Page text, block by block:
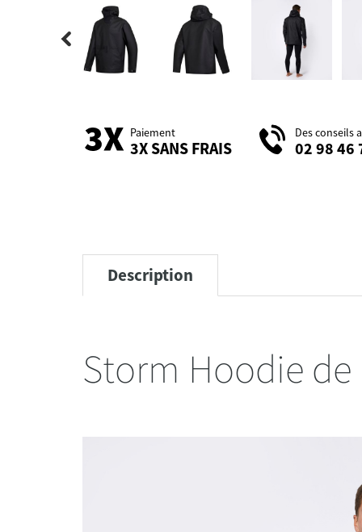
Paiement
3X SANS FRAIS
Des conseils
02 98 46
Description
Storm Hoodie de